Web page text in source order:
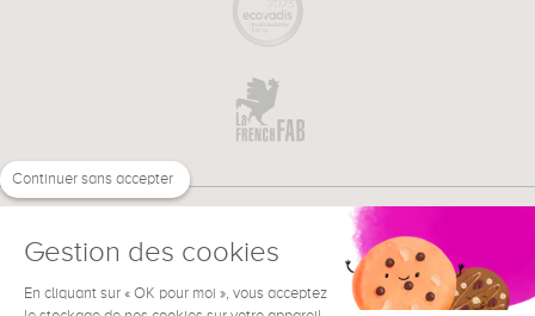
Continuer sans accepter
Gestion des cookies
En cliquant sur « OK pour moi », vous acceptez